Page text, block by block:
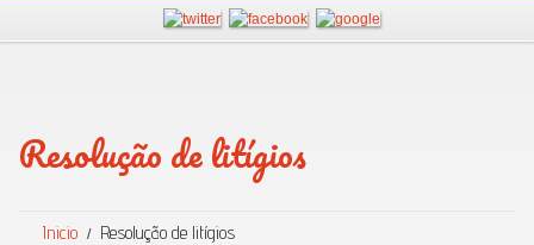
Resolução de litígios
Inicio Resolução de litígios